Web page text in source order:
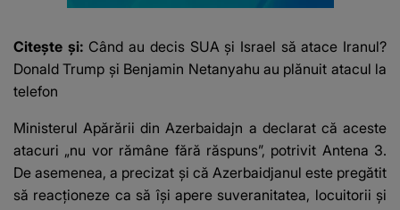
Citește și: Când au decis SUA și Israel să atace Iranul?
Donald Trump și Benjamin Netanyahu au plănuit atacul la
telefon
Ministerul Apărării din Azerbaidajn a declarat că aceste
atacuri „nu vor rămâne fără răspuns”, potrivit Antena 3.
De asemenea, a precizat și că Azerbaidjanul este pregătit
să reacționeze ca să își apere suveranitatea, locuitorii și